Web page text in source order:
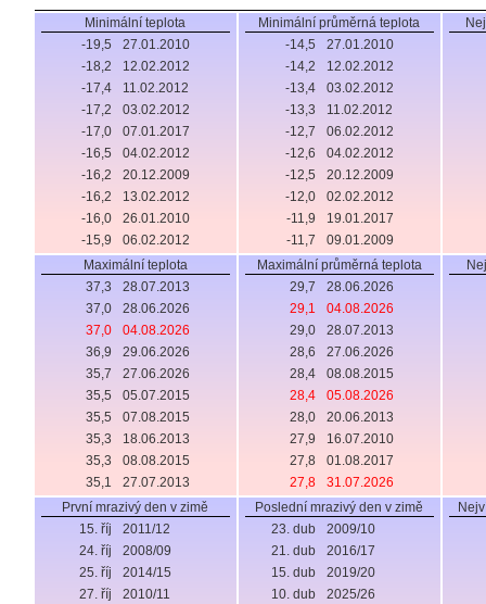
Minimální teplota
-19,5
27.01.2010
-18,2
12.02.2012
-17,4
11.02.2012
-17,2
03.02.2012
-17,0
07.01.2017
-16,5
04.02.2012
-16,2
20.12.2009
-16,2
13.02.2012
-16,0
26.01.2010
-15,9
06.02.2012
Minimální průměrná teplota
-14,5
27.01.2010
-14,2
12.02.2012
-13,4
03.02.2012
-13,3
11.02.2012
-12,7
06.02.2012
-12,6
04.02.2012
-12,5
20.12.2009
-12,0
02.02.2012
-11,9
19.01.2017
-11,7
09.01.2009
Maximální teplota
37,3
28.07.2013
37,0
28.06.2026
37,0
04.08.2026
36,9
29.06.2026
35,7
27.06.2026
35,5
05.07.2015
35,5
07.08.2015
35,3
18.06.2013
35,3
08.08.2015
35,1
27.07.2013
Maximální průměrná teplota
29,7
28.06.2026
29,1
04.08.2026
29,0
28.07.2013
28,6
27.06.2026
28,4
08.08.2015
28,4
05.08.2026
28,0
20.06.2013
27,9
16.07.2010
27,8
01.08.2017
27,8
31.07.2026
První mrazivý den v zimě
15. říj
2011/12
24. říj
2008/09
25. říj
2014/15
27. říj
2010/11
Poslední mrazivý den v zimě
23. dub
2009/10
21. dub
2016/17
15. dub
2019/20
10. dub
2025/26